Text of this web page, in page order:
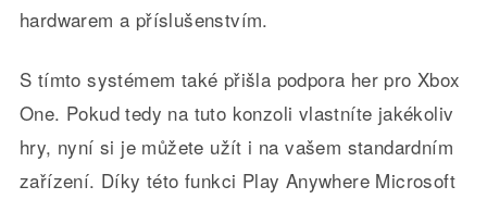
hardwarem a příslušenstvím.
S tímto systémem také přišla podpora her pro Xbox
One. Pokud tedy na tuto konzoli vlastníte jakékoliv
hry, nyní si je můžete užít i na vašem standardním
zařízení. Díky této funkci Play Anywhere Microsoft